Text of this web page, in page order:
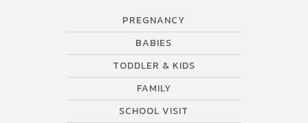
ได้พูดคุยกับคุณหมอศ.นพ.วรศักดิ์ โชติเลอศักดิ์ ผู้อำนวยการศูนย์
เชี่ยวชาญเฉพาะทางด้านเวชพันธุศาสตร์ จุฬาลงกรณ์มหาวิทยาลัยมา
ทำความรู้จัก โรคโกเช่ร์ (Gaucher Disease) กันค่ะ กลุ่มโรคหายาก
PREGNANCY
BABIES
TODDLER & KIDS
FAMILY
SCHOOL VISIT